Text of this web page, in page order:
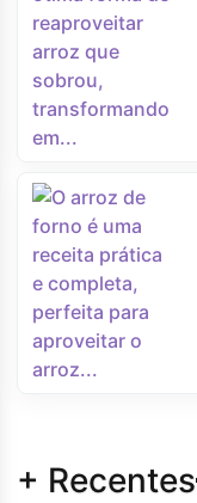
+ Recentes